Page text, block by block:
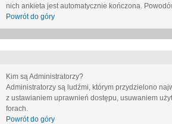
nich ankieta jest automatycznie kończona.
Powrót do góry
Kim są Administratorzy?
Administratorzy są ludźmi, którym przydzielono
z ustawianiem uprawnień dostępu, usuwaniem
forach.
Powrót do góry